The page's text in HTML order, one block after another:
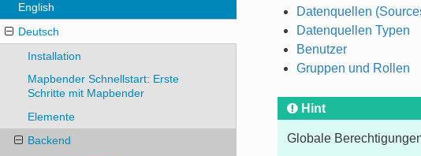
English
Deutsch
Installation
Mapbender Schnellstart: Erste
Schritte mit Mapbender
Elemente
Backend
Datenquellen
Datenquellen Typen
Benutzer
Gruppen und Rollen
Hint
Globale